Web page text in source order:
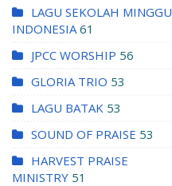
LAGU SEKOLAH MINGGU
INDONESIA 61
JPCC WORSHIP 56
GLORIA TRIO 53
LAGU BATAK 53
SOUND OF PRAISE 53
HARVEST PRAISE
MINISTRY 51